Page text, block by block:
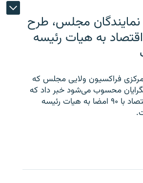
نمایندگان مجلس، طرح
به هیات رئیسه
فراکسیون ولایی مجلس که
محسوب می‌شود خبر داد که
طرح استیضاح وزیر اقتصاد با ۹۰ امضا به هیات رئیسه